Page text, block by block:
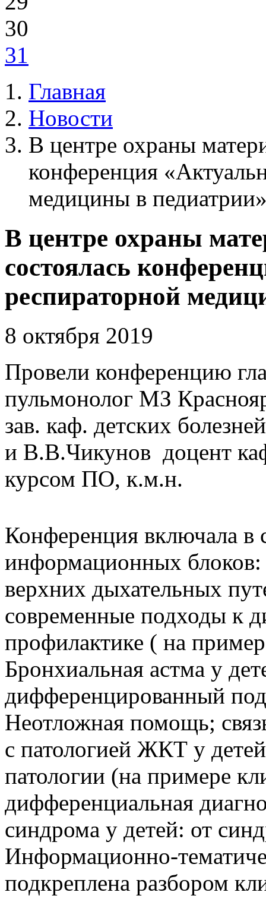
30
31
Главная
Новости
В центре охраны
конференция
медицины в
В центре охраны
состоялась
респираторной
8 октября 2019
Провели конференцию
пульмонолог МЗ
зав. каф. детских
и В.В.Чикунов доцент
курсом ПО, к.м.н.
Конференция включала в
информационных блоков:
верхних дыхательных
современные подходы к
профилактике ( на
Бронхиальная астма у
дифференцированный
Неотложная помощь;
с патологией ЖКТ у
патологии (на примере
дифференциальная
синдрома у детей: от
Информационно-
подкреплена разбором